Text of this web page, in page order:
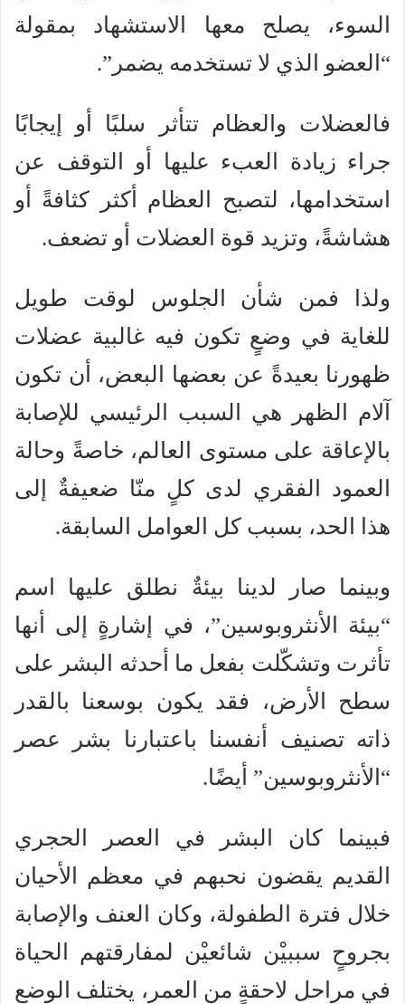
السوء، يصلح معها الاستشهاد بمقولة
“العضو الذي لا تستخدمه يضمر”.
فالعضلات والعظام تتأثر سلبًا أو إيجابًا
جراء زيادة العبء عليها أو التوقف عن
استخدامها، لتصبح العظام أكثر كثافةً أو
هشاشةً، وتزيد قوة العضلات أو تضعف.
ولذا فمن شأن الجلوس لوقت طويل
للغاية في وضعٍ تكون فيه غالبية عضلات
ظهورنا بعيدةً عن بعضها البعض، أن تكون
آلام الظهر هي السبب الرئيسي للإصابة
بالإعاقة على مستوى العالم، خاصةً وحالة
العمود الفقري لدى كلٍ منّا ضعيفةٌ إلى
هذا الحد، بسبب كل العوامل السابقة.
وبينما صار لدينا بيئةٌ نطلق عليها اسم
“بيئة الأنثروبوسين”، في إشارةٍ إلى أنها
تأثرت وتشكّلت بفعل ما أحدثه البشر على
سطح الأرض، فقد يكون بوسعنا بالقدر
ذاته تصنيف أنفسنا باعتبارنا بشر عصر
“الأنثروبوسين” أيضًا.
فبينما كان البشر في العصر الحجري
القديم يقضون نحبهم في معظم الأحيان
خلال فترة الطفولة، وكان العنف والإصابة
بجروحٍ سببيْن شائعيْن لمفارقتهم الحياة
في مراحل لاحقةٍ من العمر، يختلف الوضع